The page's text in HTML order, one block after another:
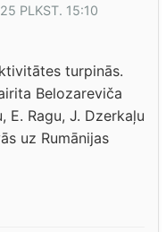
PLKST. 15:10
turpinās.
Belozareviča
E. Ragu, J. Dzerkaļu
uz Rumānijas